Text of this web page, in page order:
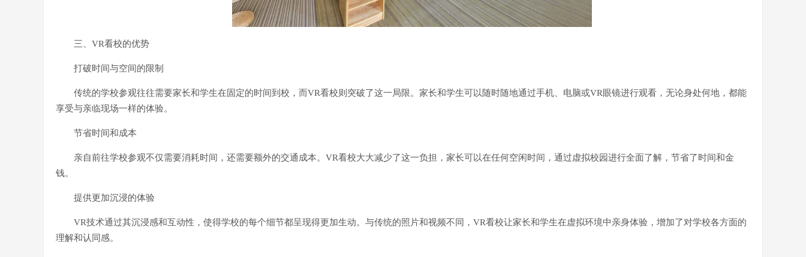
三、VR看校的优势
打破时间与空间的限制
传统的学校参观往往需要家长和学生在固定的时间到校，而VR看校则突破了这一局限。家长和学生可以随时随地通过手机、电脑或VR眼镜进行观看，无论身处何地，都能
享受与亲临现场一样的体验。
节省时间和成本
亲自前往学校参观不仅需要消耗时间，还需要额外的交通成本。VR看校大大减少了这一负担，家长可以在任何空闲时间，通过虚拟校园进行全面了解，节省了时间和金
钱。
提供更加沉浸的体验
VR技术通过其沉浸感和互动性，使得学校的每个细节都呈现得更加生动。与传统的照片和视频不同，VR看校让家长和学生在虚拟环境中亲身体验，增加了对学校各方面的
理解和认同感。